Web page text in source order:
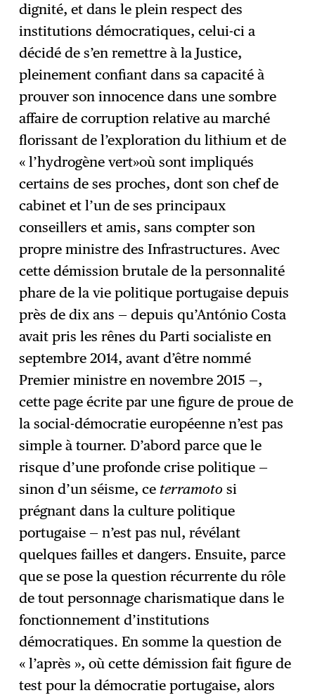
dignité, et dans le plein respect des
institutions démocratiques, celui-ci a
décidé de s’en remettre à la Justice,
pleinement confiant dans sa capacité à
prouver son innocence dans une sombre
affaire de corruption relative au marché
florissant de l’exploration du lithium et de
« l’hydrogène vert»où sont impliqués
certains de ses proches, dont son chef de
cabinet et l’un de ses principaux
conseillers et amis, sans compter son
propre ministre des Infrastructures. Avec
cette démission brutale de la personnalité
phare de la vie politique portugaise depuis
près de dix ans — depuis qu’António Costa
avait pris les rênes du Parti socialiste en
septembre 2014, avant d’être nommé
Premier ministre en novembre 2015 —,
cette page écrite par une figure de proue de
la social-démocratie européenne n’est pas
simple à tourner. D’abord parce que le
risque d’une profonde crise politique —
sinon d’un séisme, ce terramoto si
prégnant dans la culture politique
portugaise — n’est pas nul, révélant
quelques failles et dangers. Ensuite, parce
que se pose la question récurrente du rôle
de tout personnage charismatique dans le
fonctionnement d’institutions
démocratiques. En somme la question de
« l’après », où cette démission fait figure de
test pour la démocratie portugaise, alors